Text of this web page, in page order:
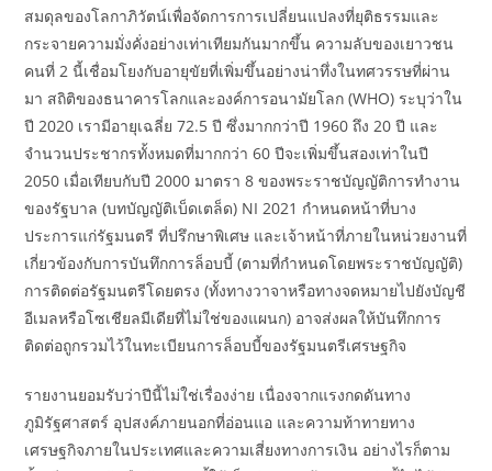
สมดุลของโลกาภิวัตน์เพื่อจัดการการเปลี่ยนแปลงที่ยุติธรรมและ
กระจายความมั่งคั่งอย่างเท่าเทียมกันมากขึ้น ความลับของเยาวชน
คนที่ 2 นี้เชื่อมโยงกับอายุขัยที่เพิ่มขึ้นอย่างน่าทึ่งในทศวรรษที่ผ่าน
มา สถิติของธนาคารโลกและองค์การอนามัยโลก (WHO) ระบุว่าใน
ปี 2020 เรามีอายุเฉลี่ย 72.5 ปี ซึ่งมากกว่าปี 1960 ถึง 20 ปี และ
จำนวนประชากรทั้งหมดที่มากกว่า 60 ปีจะเพิ่มขึ้นสองเท่าในปี
2050 เมื่อเทียบกับปี 2000 มาตรา 8 ของพระราชบัญญัติการทำงาน
ของรัฐบาล (บทบัญญัติเบ็ดเตล็ด) NI 2021 กำหนดหน้าที่บาง
ประการแก่รัฐมนตรี ที่ปรึกษาพิเศษ และเจ้าหน้าที่ภายในหน่วยงานที่
เกี่ยวข้องกับการบันทึกการล็อบบี้ (ตามที่กำหนดโดยพระราชบัญญัติ)
การติดต่อรัฐมนตรีโดยตรง (ทั้งทางวาจาหรือทางจดหมายไปยังบัญชี
อีเมลหรือโซเชียลมีเดียที่ไม่ใช่ของแผนก) อาจส่งผลให้บันทึกการ
ติดต่อถูกรวมไว้ในทะเบียนการล็อบบี้ของรัฐมนตรีเศรษฐกิจ
รายงานยอมรับว่าปีนี้ไม่ใช่เรื่องง่าย เนื่องจากแรงกดดันทาง
ภูมิรัฐศาสตร์ อุปสงค์ภายนอกที่อ่อนแอ และความท้าทายทาง
เศรษฐกิจภายในประเทศและความเสี่ยงทางการเงิน อย่างไรก็ตาม